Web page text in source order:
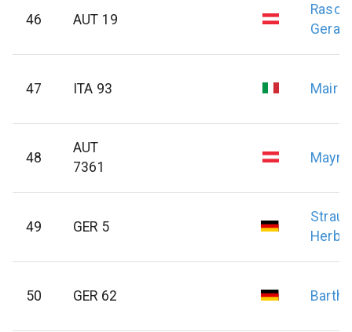
46 AUT 19
Gerald
47 ITA 93 Mair
48
AUT
7361
Mayr
49 GER 5
Straub
50 GER 62